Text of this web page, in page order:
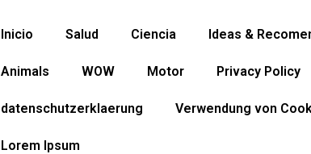
Inicio Salud Ciencia Ideas &
Animals WOW Motor Privacy Policy
datenschutzerklaerung Verwendung von
Lorem Ipsum